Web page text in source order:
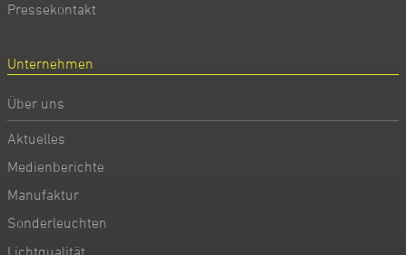
Pressekontakt
Unternehmen
Über uns
Aktuelles
Medienberichte
Manufaktur
Sonderleuchten
Lichtqualität